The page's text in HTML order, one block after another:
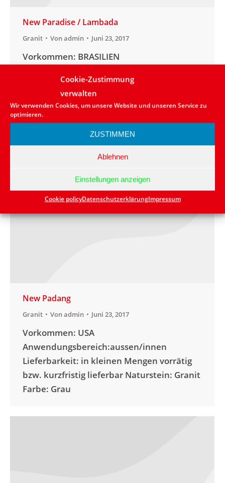
Cookie-Zustimmung
verwalten
Wir verwenden Cookies, um unsere Website und unseren Service zu
optimieren.
ZUSTIMMEN
Ablehnen
Einstellungen anzeigen
Cookie policyDatenschutzerklärungImpressum
New Paradise / Lambada
Granit Vonadmin Juni 23, 2017
Vorkommen: BRASILIEN
Lieferbarkeit: in kleinen Mengen vorrätig
bzw. kurzfristig lieferbar Naturstein: Granit
Farbe: Rot
New Padang
Granit Vonadmin Juni 23, 2017
Vorkommen: USA
Anwendungsbereich:aussen/innen
Lieferbarkeit: in kleinen Mengen vorrätig
bzw. kurzfristig lieferbar Naturstein: Granit
Farbe: Grau